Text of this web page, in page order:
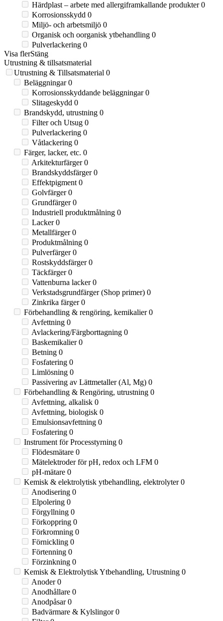
Härdplast – arbete med allergiframkallande produkter0
Korrosionsskydd 0
Miljö- och arbetsmiljö 0
Organisk och oorganisk ytbehandling 0
Pulverlackering 0
Visa flerStäng
Utrustning & tillsatsmaterial
Utrustning & Tillsatsmaterial 0
Beläggningar0
Korrosionsskyddande beläggningar0
Slitageskydd 0
Brandskydd, utrustning 0
Filter och Utsug 0
Pulverlackering 0
Våtlackering 0
Färger, lacker, etc. 0
Arkitekturfärger0
Brandskyddsfärger0
Effektpigment 0
Golvfärger0
Grundfärger0
Industriell produktmålning 0
Lacker0
Metallfärger0
Produktmålning 0
Pulverfärger0
Rostskyddsfärger0
Täckfärger0
Vattenburna lacker0
Verkstadsgrundfärger (Shop primer) 0
Zinkrika färger0
Förbehandling & rengöring, kemikalier0
Avfettning 0
Avlackering/Färgborttagning 0
Baskemikalier0
Betning 0
Fosfatering 0
Limlösning 0
Passivering av Lättmetaller (Al, Mg) 0
Förbehandling & Rengöring, utrustning 0
Avfettning, alkalisk 0
Avfettning, biologisk 0
Emulsionsavfettning 0
Fosfatering 0
Instrument för Processtyrning 0
Flödesmätare 0
Mätelektroder för pH, redox och LFM 0
pH-mätare 0
Kemisk & elektrolytisk ytbehandling, elektrolyter0
Anodisering 0
Elpolering 0
Förgyllning 0
Förkoppring 0
Förkromning 0
Förnickling 0
Förtenning 0
Förzinkning 0
Kemisk & Elektrolytisk Ytbehandling, Utrustning 0
Anoder0
Anodhållare 0
Anodpåsar0
Badvärmare & Kylslingor0